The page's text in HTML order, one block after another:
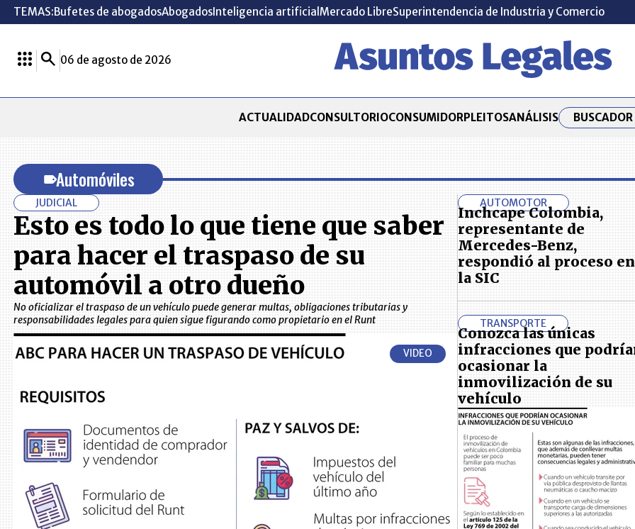
TEMAS:Bufetes de abogadosAbogadosInteligencia artificial Mercado LibreSuperintendencia de Industria y Comercio
06 de agosto de 2026
ACTUALIDADCONSULTORIOCONSUMIDORPLEITOSANÁLISIS
Automóviles
JUDICIAL
Esto es todo lo que tiene que saber
para hacer el traspaso de su
automóvil a otro dueño
No oficializar el traspaso de un vehículo puede generar multas, obligaciones tributarias y
responsabilidades legales para quien sigue figurando como propietario en el Runt
VIDEO
AUTOMOTOR
Inchcape Colombia,
representante de
Mercedes-Benz,
respondió al proceso en
la SIC
TRANSPORTE
Conozca las únicas
infracciones que
ocasionar la
inmovilización de su
vehículo